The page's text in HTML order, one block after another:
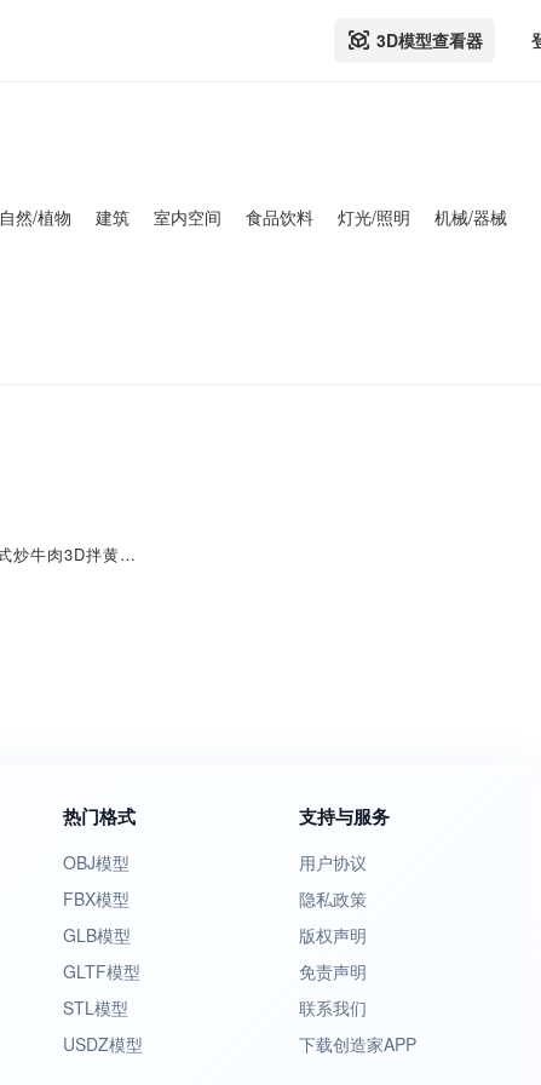
3D模型查看器
自然/植物 建筑 室内空间 食品饮料 灯光/照明 机械/器械
中式炒牛肉3D拌黄瓜中国美食酱牛排
热门格式
OBJ模型
FBX模型
GLB模型
GLTF模型
STL模型
USDZ模型
支持与服务
用户协议
隐私政策
版权声明
免责声明
联系我们
下载创造家APP